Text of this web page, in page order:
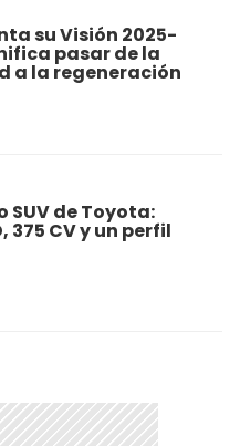
su Visión 2025-
pasar de la
a la regeneración
SUV de Toyota:
375 CV y un perfil